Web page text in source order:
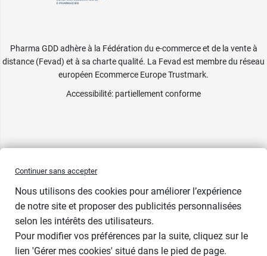
Pharma GDD adhère à la Fédération du e-commerce et de la vente à
distance (Fevad) et à sa charte qualité. La Fevad est membre du réseau
européen Ecommerce Europe Trustmark.
Accessibilité: partiellement conforme
Continuer sans accepter
Nous utilisons des cookies pour améliorer l’expérience
de notre site et proposer des publicités personnalisées
selon les intérêts des utilisateurs.
Pour modifier vos préférences par la suite, cliquez sur le
lien 'Gérer mes cookies' situé dans le pied de page.